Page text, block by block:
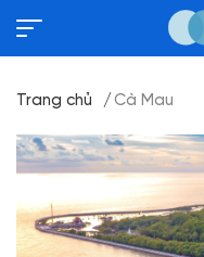
Trang chủ Cà Mau